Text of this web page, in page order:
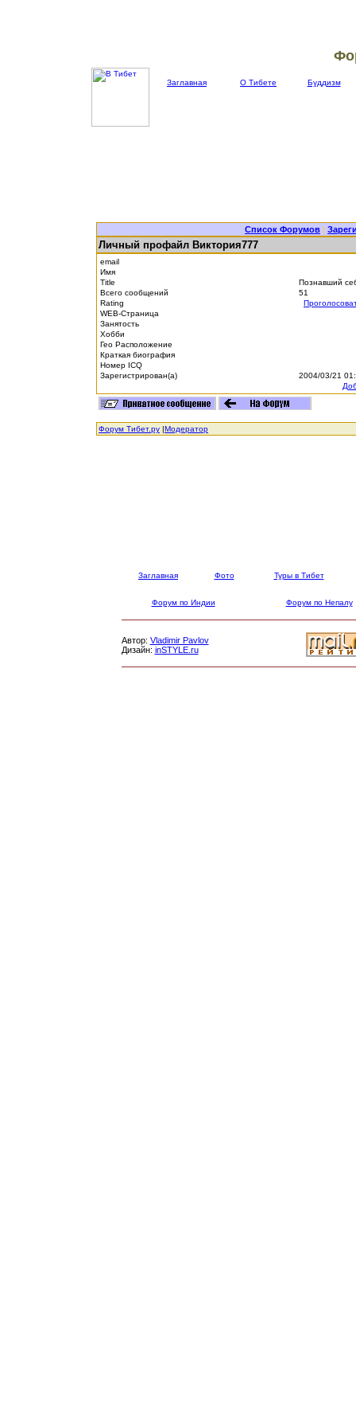
Заглавная О Тибете Буддизм
Список Форумов |
Личный профайл Виктория777
email
Имя
Title
Познавший
Всего сообщений
51
Rating
WEB-Страница
Занятость
Хобби
Гео Расположение
Краткая биография
Номер ICQ
Зарегистрирован(а)
2004/03/21
Форум Тибет.ру |Модератор
Заглавная Фото Туры в Тибет
Форум по Индии Форум по Непалу
Автор: Vladimir Pavlov
Дизайн: inSTYLE.ru